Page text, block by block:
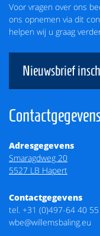
Voor vragen over ons
ons opnemen via dit
helpen wij u graag
Nieuwsbrief
Contactgegevens
Adresgegevens
Smaragdweg 20
5527 LB Hapert
Contactgegevens
tel. +31 (0)497-64 40 55
wbe@willemsbaling.eu